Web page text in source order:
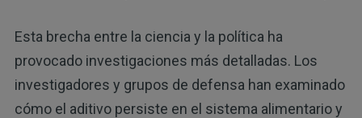
Esta brecha entre la ciencia y la política ha
provocado investigaciones más detalladas. Los
investigadores y grupos de defensa han examinado
cómo el aditivo persiste en el sistema alimentario y